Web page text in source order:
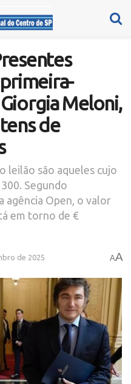
Meloni,
de
leilão são aqueles cujo
Segundo
agência Open, o valor
em torno de €
de 2025 AA